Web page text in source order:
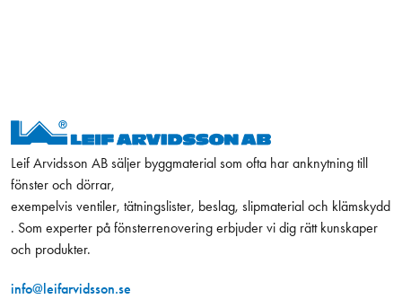
Leif Arvidsson AB säljer byggmaterial som ofta har anknytning till
fönster och dörrar,
exempelvis ventiler, tätningslister, beslag, slipmaterial och klämskydd
. Som experter på fönsterrenovering erbjuder vi dig rätt kunskaper
och produkter.
info@leifarvidsson.se